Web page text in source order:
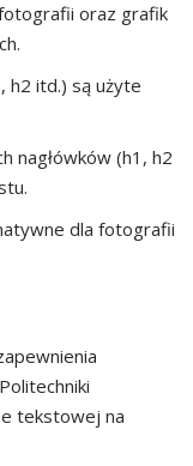
oraz grafik
h2 itd.) są użyte
nagłówków (h1, h2
dla fotografii
tekstowej na